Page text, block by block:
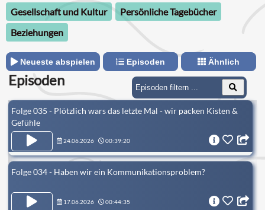
Gesellschaft und Kultur
Persönliche Tagebücher
Beziehungen
Neueste abspielen Episoden Ähnlich
Episoden
Folge 035 - Plötzlich wars das letzte Mal - wir packen Kisten &
Gefühle
24.06.2026 00:39:20
Folge 034 - Haben wir ein Kommunikationsproblem?
17.06.2026 00:44:35